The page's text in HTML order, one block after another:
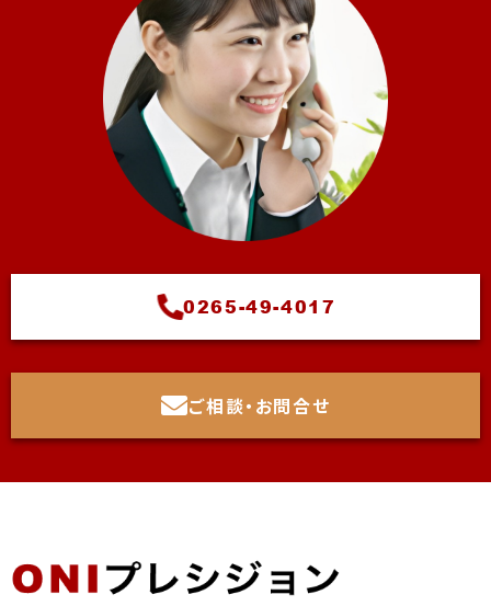
0265-49-4017
ご相談・お問合せ